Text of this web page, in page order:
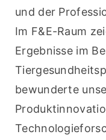
und der
Im F&E-Raum
Ergebnisse im
bewunderte